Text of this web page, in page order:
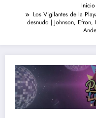
Inicio
Los Vigilantes de la
desnudo | Johnson,